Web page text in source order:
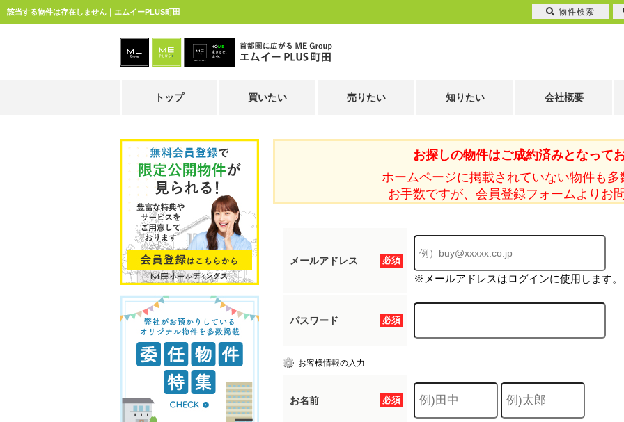
該当する物件は存在しません｜エムイーPLUS町田
トップ 買いたい 売りたい 知りたい 会社概要
お探しの物件はご成約済みとなってお
ホームページに掲載されていない物件も多
お手数ですが、会員登録フォームよりお
必須
メールアドレス
※メールアドレスはログインに使用します。
必須
パスワード
お客様情報の入力
必須
お名前
物件検索